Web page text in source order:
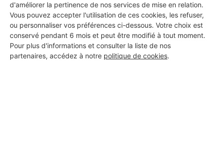
d'améliorer la pertinence de nos services de mise en relation.
Vous pouvez accepter l'utilisation de ces cookies, les refuser,
ou personnaliser vos préférences ci-dessous. Votre choix est
conservé pendant 6 mois et peut être modifié à tout moment.
Pour plus d'informations et consulter la liste de nos
partenaires, accédez à notre politique de cookies.